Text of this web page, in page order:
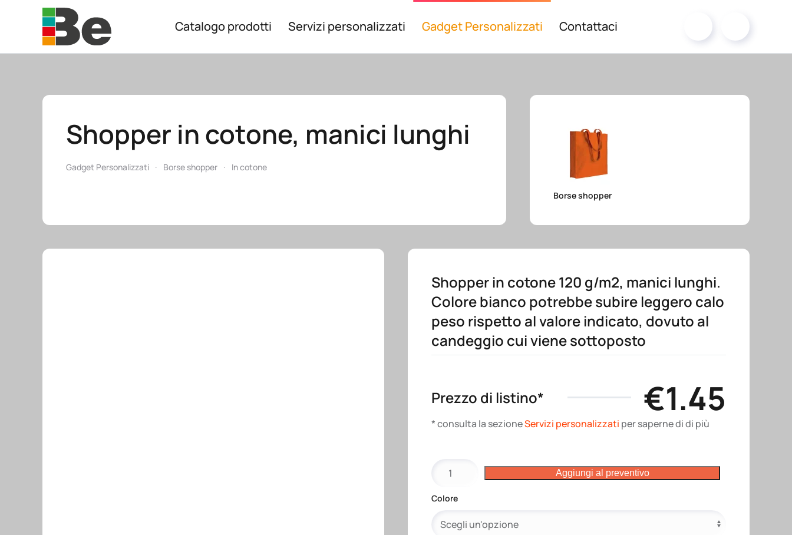
Skip to main content Catalogo prodotti Servizi personalizzati Gadget Personalizzati Contattaci
Shopper in cotone, manici lunghi
Gadget Personalizzati Borse shopper In cotone
Borse shopper
Shopper in cotone 120 g/m2, manici lunghi.
Colore bianco potrebbe subire leggero calo
peso rispetto al valore indicato, dovuto al
candeggio cui viene sottoposto
Prezzo di listino* €1.45
* consulta la sezioneServizi personalizzati per saperne di di più
cotone,
lunghi
Aggiungi al preventivo
Colore